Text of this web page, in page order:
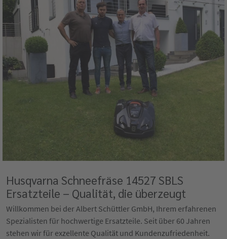
Husqvarna Schneefräse 14527 SBLS
Ersatzteile – Qualität, die überzeugt
Willkommen bei der Albert Schüttler GmbH, Ihrem erfahrenen
Spezialisten für hochwertige Ersatzteile. Seit über 60 Jahren
stehen wir für exzellente Qualität und Kundenzufriedenheit.